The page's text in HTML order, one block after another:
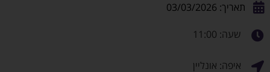
תאריך: 03/03/2026
שעה: 11:00
איפה: אונליין